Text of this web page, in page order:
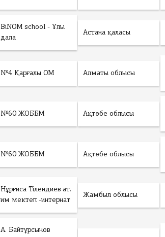
BiNOM school - Ұлы
дала
Астана қаласы
№4 Қарғалы ОМ Алматы облысы
№60 ЖОББМ Ақтөбе облысы
№60 ЖОББМ Ақтөбе облысы
Нұрғиса Тілендиев ат.
им мектеп -интернат
Жамбыл облысы
А. Байтұрсынов